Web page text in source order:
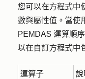
您可以在方程式中
數與屬性值。當使
PEMDAS 運算順
以在自訂方程式中
運算子 說